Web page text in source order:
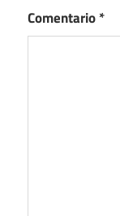
Comentario*